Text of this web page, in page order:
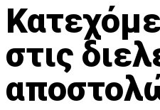
στις